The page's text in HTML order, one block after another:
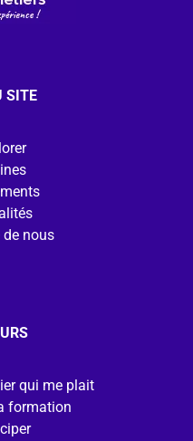
SITE
de nous
qui me plait
formation